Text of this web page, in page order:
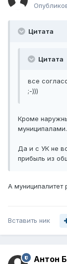
Цитата
Цитата
все
;-)))
Кроме
муниципалами.
Да и с УК не
прибыль из
А муниципалитет
Вставить ник
Антон